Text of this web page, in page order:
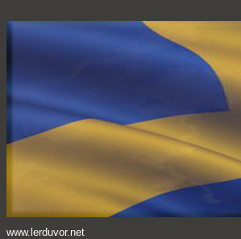
www.lerduvor.net